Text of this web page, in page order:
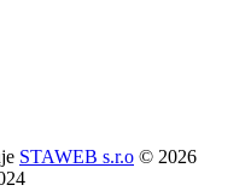
STAWEB s.r.o © 2026